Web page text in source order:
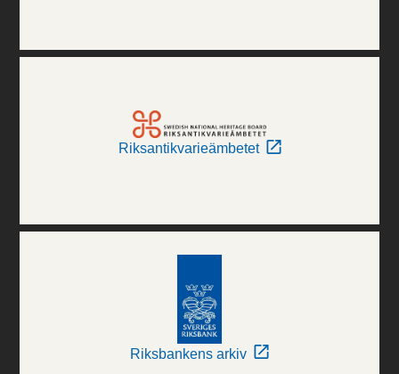
Riksantikvarieämbetet
Riksbankens arkiv